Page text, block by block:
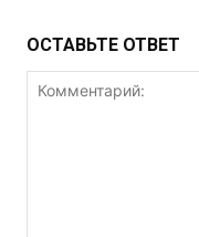
ОСТАВЬТЕ ОТВЕТ